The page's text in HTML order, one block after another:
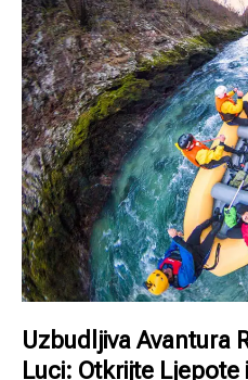
Uzbudljiva Avantura
Luci: Otkrijte Ljepote